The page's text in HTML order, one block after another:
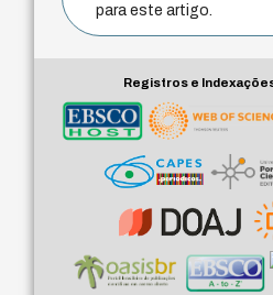
para este artigo.
Registros e